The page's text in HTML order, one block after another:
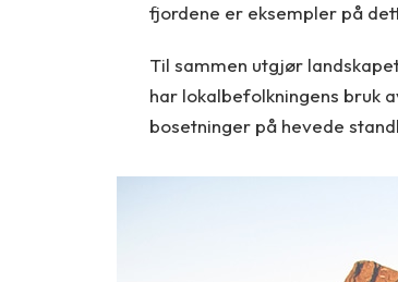
fjordene er eksempler på
Til sammen utgjør
har lokalbefolkningens bruk
bosetninger på hevede